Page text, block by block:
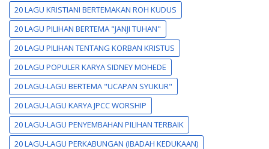
20 LAGU KRISTIANI BERTEMAKAN ROH KUDUS
20 LAGU PILIHAN BERTEMA "JANJI TUHAN"
20 LAGU PILIHAN TENTANG KORBAN KRISTUS
20 LAGU POPULER KARYA SIDNEY MOHEDE
20 LAGU-LAGU BERTEMA "UCAPAN SYUKUR"
20 LAGU-LAGU KARYA JPCC WORSHIP
20 LAGU-LAGU PENYEMBAHAN PILIHAN TERBAIK
20 LAGU-LAGU PERKABUNGAN (IBADAH KEDUKAAN)